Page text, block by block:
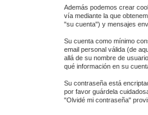
Además podemos crear
vía mediante la que
"su cuenta") y mensajes
Su cuenta como mínimo
email personal válida (de
allá de su nombre de
qué información en su
Su contraseña está
por favor guárdela
"Olvidé mi contraseña"